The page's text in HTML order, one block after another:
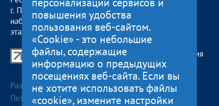
г. Петрозаводск,
наб. Гюллинга, 11 / 2
этаж, офис 2
сб, вс
Центр поддержки экспорта Республики Карелия
© 2012—2024
Разработка и поддержка сайта — «Артлекс», г.
Петрозаводск
повышения удобства
пользования веб-сайтом.
«Cookie» - это небольшие
файлы, содержащие
информацию о предыдущих
посещениях веб-сайта. Если вы
не хотите использовать файлы
«cookie», измените настройки